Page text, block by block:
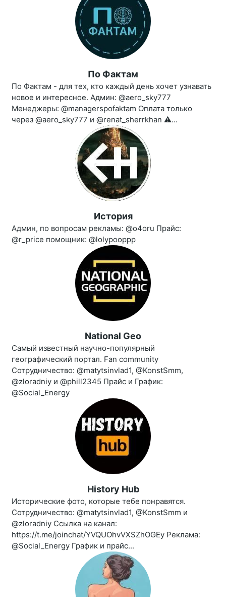
По Фактам
По Фактам - для тех, кто каждый день хочет узнавать
новое и интересное. Админ: @aero_sky777
Менеджеры: @managerspofaktam Оплата только
через @aero_sky777 и @renat_sherrkhan ⚠️...
История
Админ, по вопросам рекламы: @o4oru Прайс:
@r_price помощник: @lolypooppp
National Geo
Самый известный научно-популярный
географический портал. Fan community
Сотрудничество: @matytsinvlad1, @KonstSmm,
@zloradniy и @phill2345 Прайс и График:
@Social_Energy
History Hub
Исторические фото, которые тебе понравятся.
Сотрудничество: @matytsinvlad1, @KonstSmm и
@zloradniy Ссылка на канал:
https://t.me/joinchat/YVQUOhvVXSZhOGEy Реклама:
@Social_Energy График и прайс...